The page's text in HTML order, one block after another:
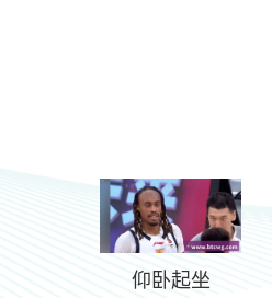
仰卧起坐